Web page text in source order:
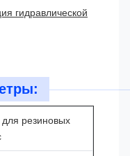
гидравлической
для резиновых